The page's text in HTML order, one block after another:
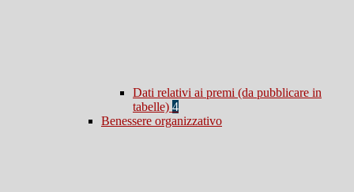
Dati relativi ai premi (da pubblicare in
tabelle) 4
Benessere organizzativo